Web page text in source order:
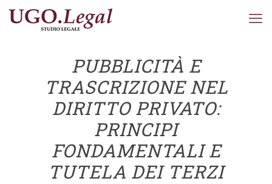
PUBBLICITÀ E
TRASCRIZIONE NEL
DIRITTO PRIVATO:
PRINCIPI
FONDAMENTALI E
TUTELA DEI TERZI